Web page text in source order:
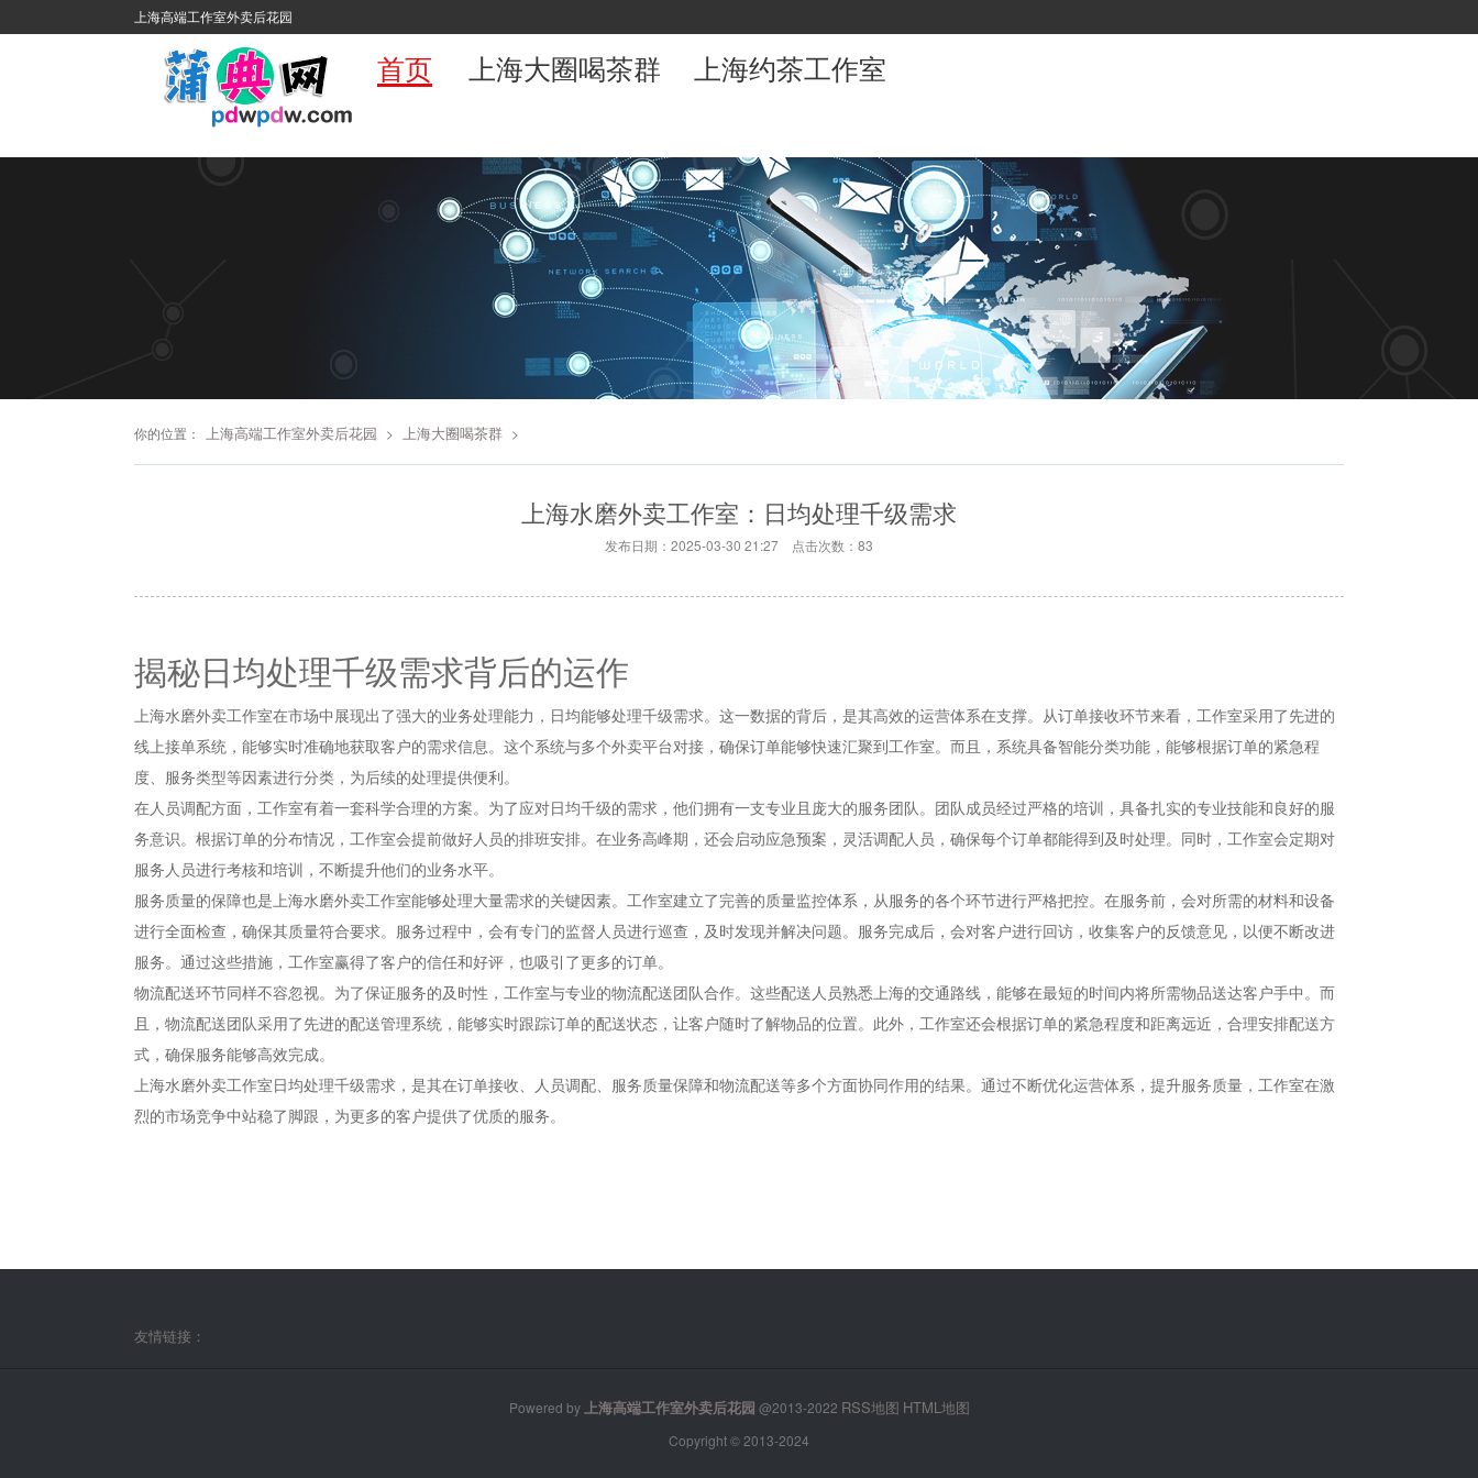
上海高端工作室外卖后花园
首页 上海大圈喝茶群 上海约茶工作室
你的位置： 上海高端工作室外卖后花园 > 上海大圈喝茶群 >
上海水磨外卖工作室：日均处理千级需求
发布日期：2025-03-30 21:27 点击次数：83
揭秘日均处理千级需求背后的运作
上海水磨外卖工作室在市场中展现出了强大的业务处理能力，日均能够处理千级需求。这一数据的背后，是其高效的运营体系在支撑。从订单接收环节来看，工作室采用了先进的
线上接单系统，能够实时准确地获取客户的需求信息。这个系统与多个外卖平台对接，确保订单能够快速汇聚到工作室。而且，系统具备智能分类功能，能够根据订单的紧急程
度、服务类型等因素进行分类，为后续的处理提供便利。
在人员调配方面，工作室有着一套科学合理的方案。为了应对日均千级的需求，他们拥有一支专业且庞大的服务团队。团队成员经过严格的培训，具备扎实的专业技能和良好的服
务意识。根据订单的分布情况，工作室会提前做好人员的排班安排。在业务高峰期，还会启动应急预案，灵活调配人员，确保每个订单都能得到及时处理。同时，工作室会定期对
服务人员进行考核和培训，不断提升他们的业务水平。
服务质量的保障也是上海水磨外卖工作室能够处理大量需求的关键因素。工作室建立了完善的质量监控体系，从服务的各个环节进行严格把控。在服务前，会对所需的材料和设备
进行全面检查，确保其质量符合要求。服务过程中，会有专门的监督人员进行巡查，及时发现并解决问题。服务完成后，会对客户进行回访，收集客户的反馈意见，以便不断改进
服务。通过这些措施，工作室赢得了客户的信任和好评，也吸引了更多的订单。
物流配送环节同样不容忽视。为了保证服务的及时性，工作室与专业的物流配送团队合作。这些配送人员熟悉上海的交通路线，能够在最短的时间内将所需物品送达客户手中。而
且，物流配送团队采用了先进的配送管理系统，能够实时跟踪订单的配送状态，让客户随时了解物品的位置。此外，工作室还会根据订单的紧急程度和距离远近，合理安排配送方
式，确保服务能够高效完成。
上海水磨外卖工作室日均处理千级需求，是其在订单接收、人员调配、服务质量保障和物流配送等多个方面协同作用的结果。通过不断优化运营体系，提升服务质量，工作室在激
烈的市场竞争中站稳了脚跟，为更多的客户提供了优质的服务。
友情链接：
Powered by上海高端工作室外卖后花园 @2013-2022 RSS地图 HTML地图
Copyright© 2013-2024